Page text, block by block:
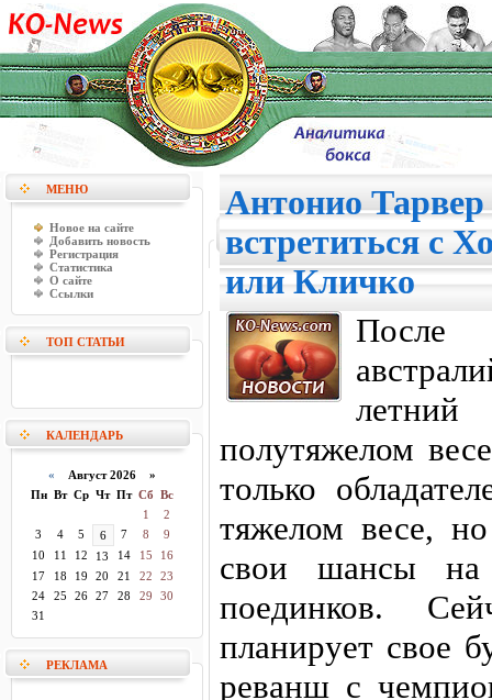
МЕНЮ
Новое на сайте
Добавить новость
Регистрация
Статистика
О сайте
Ссылки
ТОП СТАТЬИ
КАЛЕНДАРЬ
« Август 2026 »
Пн Вт Ср Чт Пт Сб Вс
1
2
3
4 5 6 7 8
9
10
11 12 13 14 15
16
17
18 19 20 21 22
23
24
25 26 27 28 29
30
31
РЕКЛАМА
Антонио Тарвер
встретиться с
или Кличко
полутяжелом
только
тяжелом весе,
свои шансы на
поединков.
планирует свое
реванш с